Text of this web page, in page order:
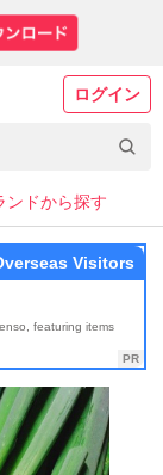
ログイン
ンドから探す
featuring items
Visitors